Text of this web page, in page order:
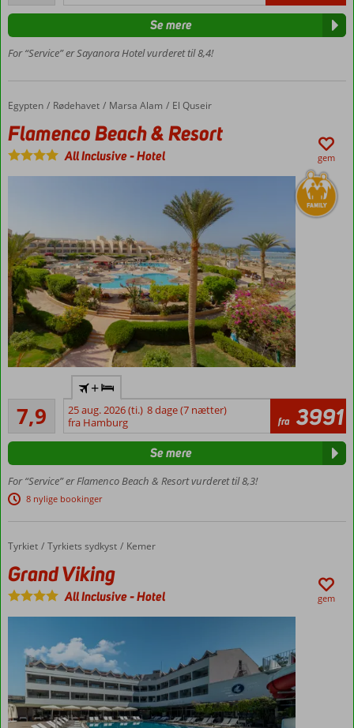
hyggeligt
1
til
stranden
Værelser
For “Service” er Sayanora Hotel vurderet til 8,4!
Se mere
Forside
Egypten Rødehavet Marsa Alam El Quseir
Flamenco Beach & Resort
Flamenco Beach & Resort
All Inclusive-Hotel gem
Flere
poolområder
to
buffetrestauranter
Familieværelser
7,9
Godt
373
anmeldelser
+
25 aug. 2026 (ti.) 8 dage (7 nætter)
fra Hamburg
fra 3991
For “Service” er Flamenco Beach & Resort vurderet til 8,3!
8 nylige bookinger
Se mere
Forside
Tyrkiet Tyrkiets sydkyst Kemer
Grand Viking
Grand Viking
All Inclusive-Hotel gem